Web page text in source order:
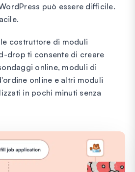
può essere difficile.
costruttore di moduli
drop ti consente di creare
online, moduli di
online e altri moduli
in pochi minuti senza